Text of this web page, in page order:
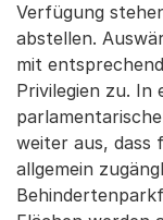
Verfügung
abstellen.
mit
Privilegien zu.
weiter aus, dass
allgemein